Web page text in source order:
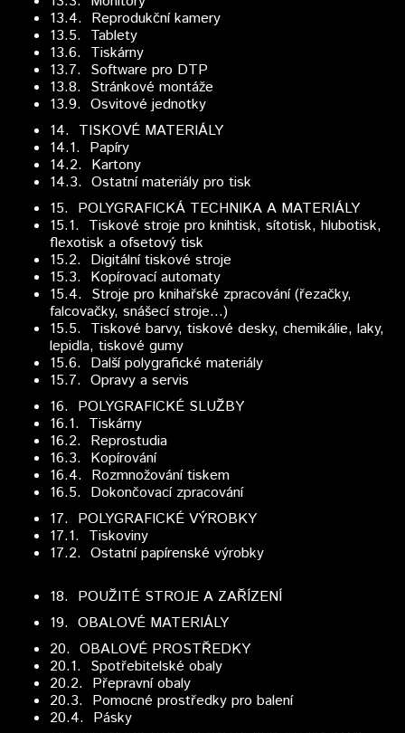
13.4. Reprodukční kamery
13.5. Tablety
13.6. Tiskárny
13.7. Software pro DTP
13.8. Stránkové montáže
13.9. Osvitové jednotky
14. TISKOVÉ MATERIÁLY
14.1. Papíry
14.2. Kartony
14.3. Ostatní materiály pro tisk
15. POLYGRAFICKÁ TECHNIKA A MATERIÁLY
15.1. Tiskové stroje pro knihtisk, sítotisk, hlubotisk,
flexotisk a ofsetový tisk
15.2. Digitální tiskové stroje
15.3. Kopírovací automaty
15.4. Stroje pro knihařské zpracování (řezačky,
falcovačky, snášecí stroje...)
15.5. Tiskové barvy, tiskové desky, chemikálie, laky,
lepidla, tiskové gumy
15.6. Další polygrafické materiály
15.7. Opravy a servis
16. POLYGRAFICKÉ SLUŽBY
16.1. Tiskárny
16.2. Reprostudia
16.3. Kopírování
16.4. Rozmnožování tiskem
16.5. Dokončovací zpracování
17. POLYGRAFICKÉ VÝROBKY
17.1. Tiskoviny
17.2. Ostatní papírenské výrobky
18. POUŽITÉ STROJE A ZAŘÍZENÍ
19. OBALOVÉ MATERIÁLY
20. OBALOVÉ PROSTŘEDKY
20.1. Spotřebitelské obaly
20.2. Přepravní obaly
20.3. Pomocné prostředky pro balení
20.4. Pásky